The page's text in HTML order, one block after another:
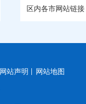
区内各市网站链接
网站声明 网站地图